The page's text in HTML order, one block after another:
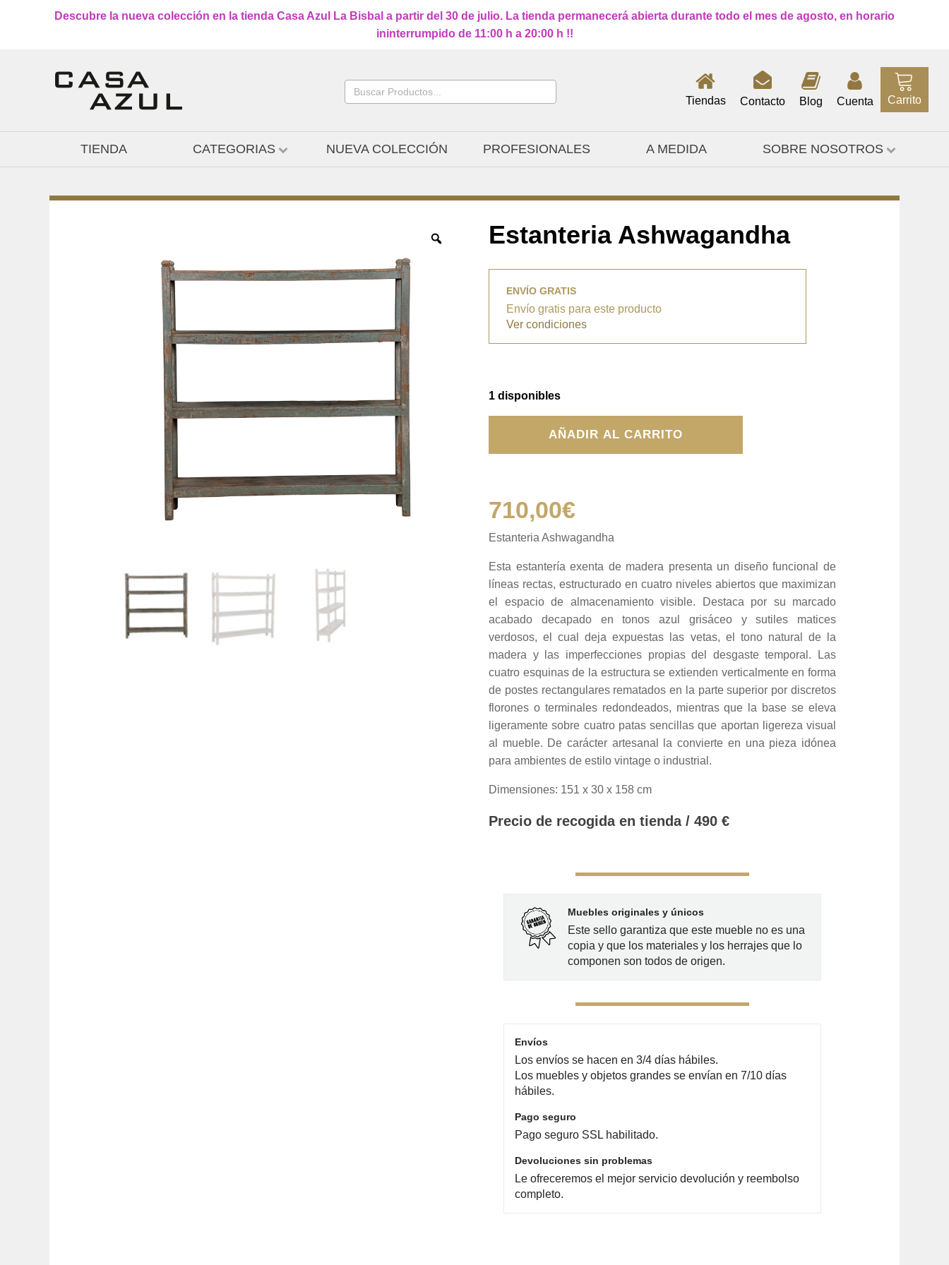
Descubre la nueva colección en la tienda Casa Azul La Bisbal a partir del 30 de julio. La tienda permanecerá abierta durante todo el mes de agosto, en horario
ininterrumpido de 11:00 h a 20:00 h !!
Buscar:
Tiendas Contacto Blog Cuenta Carrito
TIENDA CATEGORIAS NUEVA COLECCIÓN PROFESIONALES A MEDIDA SOBRE NOSOTROS
Estanteria Ashwagandha
ENVÍO GRATIS
Envío gratis para este producto
Ver condiciones
1 disponibles
cantidad
AÑADIR AL CARRITO
710,00€
Estanteria Ashwagandha
Esta estantería exenta de madera presenta un diseño funcional de
líneas rectas, estructurado en cuatro niveles abiertos que maximizan
el espacio de almacenamiento visible. Destaca por su marcado
acabado decapado en tonos azul grisáceo y sutiles matices
verdosos, el cual deja expuestas las vetas, el tono natural de la
madera y las imperfecciones propias del desgaste temporal. Las
cuatro esquinas de la estructura se extienden verticalmente en forma
de postes rectangulares rematados en la parte superior por discretos
florones o terminales redondeados, mientras que la base se eleva
ligeramente sobre cuatro patas sencillas que aportan ligereza visual
al mueble. De carácter artesanal la convierte en una pieza idónea
para ambientes de estilo vintage o industrial.
Dimensiones: 151 x 30 x 158 cm
Precio de recogida en tienda / 490 €
Muebles originales y únicos
Este sello garantiza que este mueble no es una
copia y que los materiales y los herrajes que lo
componen son todos de origen.
Envíos
Los envíos se hacen en 3/4 días hábiles.
Los muebles y objetos grandes se envían en 7/10 días
hábiles.
Pago seguro
Pago seguro SSL habilitado.
Devoluciones sin problemas
Le ofreceremos el mejor servicio devolución y reembolso
completo.